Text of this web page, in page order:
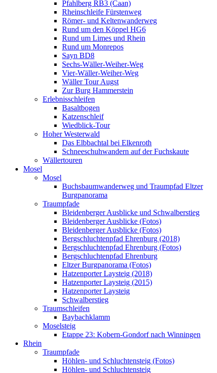
Pfahlberg RB3 (Caan)
Rheinschleife Fürstenweg
Römer- und Keltenwanderweg
Rund um den Köppel HG6
Rund um Limes und Rhein
Rund um Monrepos
Sayn BD8
Sechs-Wäller-Weiher-Weg
Vier-Wäller-Weiher-Weg
Wäller Tour Augst
Zur Burg Hammerstein
Erlebnisschleifen
Basaltbogen
Katzenschleif
Wiedblick-Tour
Hoher Westerwald
Das Elbbachtal bei Elkenroth
Schneeschuhwandern auf der Fuchskaute
Wällertouren
Mosel
Mosel
Buchsbaumwanderweg und Traumpfad Eltzer
Burgpanorama
Traumpfade
Bleidenberger Ausblicke und Schwalberstieg
Bleidenberger Ausblicke (Fotos)
Bleidenberger Ausblicke (Fotos)
Bergschluchtenpfad Ehrenburg (2018)
Bergschluchtenpfad Ehrenburg (Fotos)
Bergschluchtenpfad Ehrenburg
Eltzer Burgpanorama (Fotos)
Hatzenporter Laysteig (2018)
Hatzenporter Laysteig (2015)
Hatzenporter Laysteig
Schwalberstieg
Traumschleifen
Baybachklamm
Moselsteig
Etappe 23: Kobern-Gondorf nach Winningen
Rhein
Traumpfade
Höhlen- und Schluchtensteig (Fotos)
Höhlen- und Schluchtensteig